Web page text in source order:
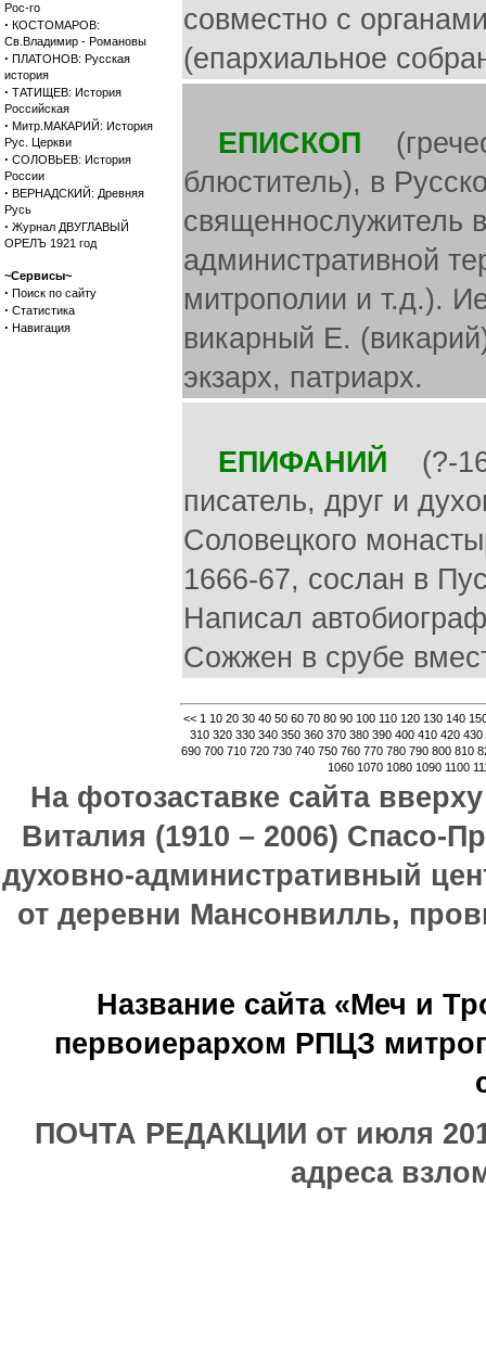
Рос-го
· КОСТОМАРОВ:
Св.Владимир - Романовы
· ПЛАТОНОВ: Русская
история
· ТАТИЩЕВ: История
Российская
· Митр.МАКАРИЙ: История
Рус. Церкви
· СОЛОВЬЕВ: История
России
· ВЕРНАДСКИЙ: Древняя
Русь
· Журнал ДВУГЛАВЫЙ
ОРЕЛЪ 1921 год
~Сервисы~
· Поиск по сайту
· Статистика
· Навигация
совместно с
(епархиальное
ЕПИСКОП
блюститель), в
священнослужитель
административной
митрополии и т.д.).
викарный Е.
экзарх, патриарх.
ЕПИФАНИЙ (?-
писатель, друг и
Соловецкого
1666-67, сослан в
Написал
Сожжен в срубе
<< 1 10 20 30 40 50 60 70 80 90 100 110 120 130 140
310 320 330 340 350 360 370 380 390 400 410 420 430
690 700 710 720 730 740 750 760 770 780 790 800 810
1060 1070 1080 1090 1100
На фотозаставке сайта
Виталия (1910 – 2006) Спасо-
духовно-административный
от деревни Мансонвилль,
Название сайта «Меч и
первоиерархом РПЦЗ
ПОЧТА РЕДАКЦИИ от июля
адреса